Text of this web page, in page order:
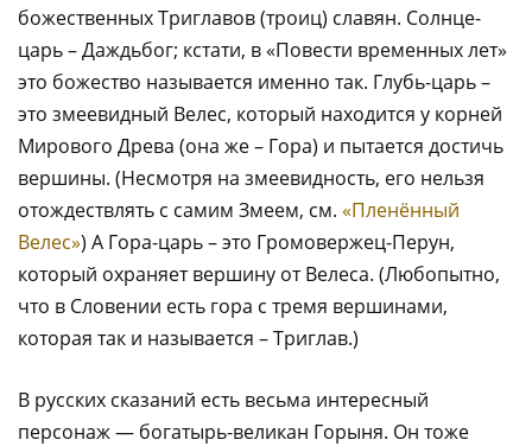
божественных Триглавов (троиц) славян. Солнце-
царь – Даждьбог; кстати, в «Повести временных лет»
это божество называется именно так. Глубь-царь –
это змеевидный Велес, который находится у корней
Мирового Древа (она же – Гора) и пытается достичь
вершины. (Несмотря на змеевидность, его нельзя
отождествлять с самим Змеем, см. «Пленённый
Велес») А Гора-царь – это Громовержец-Перун,
который охраняет вершину от Велеса. (Любопытно,
что в Словении есть гора с тремя вершинами,
которая так и называется – Триглав.)
В русских сказаний есть весьма интересный
персонаж — богатырь-великан Горыня. Он тоже